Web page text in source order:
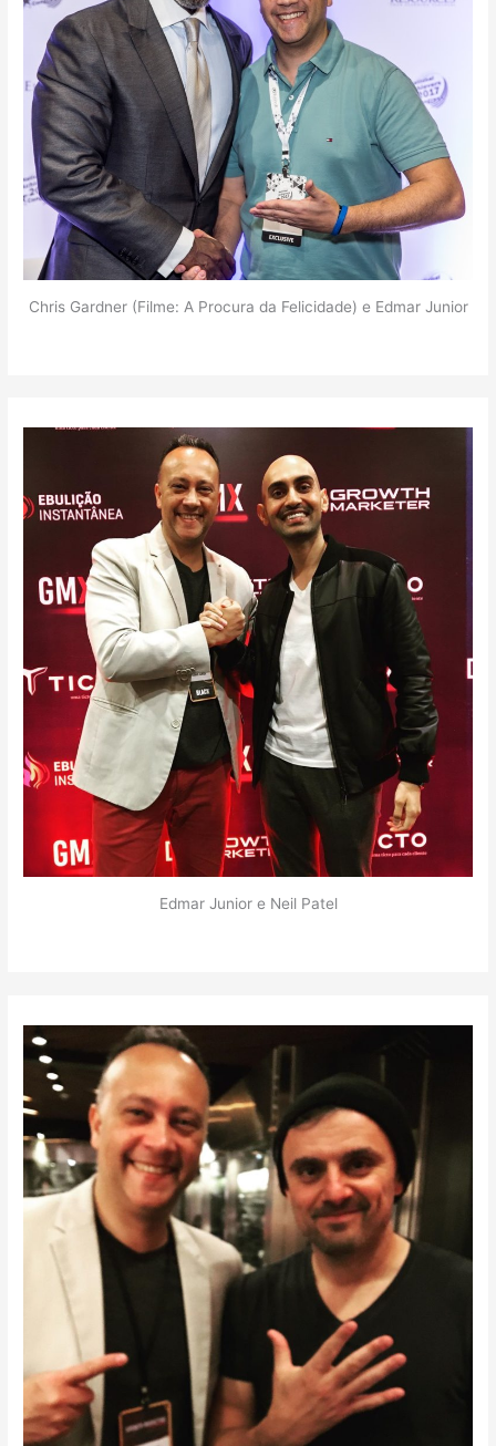
Chris Gardner (Filme: A Procura da Felicidade) e Edmar Junior
Edmar Junior e Neil Patel